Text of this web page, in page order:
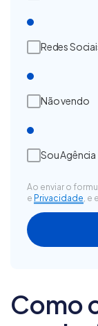
Redes
Não vendo
Sou Agência
Ao enviar o
e Privacidade ,
Como